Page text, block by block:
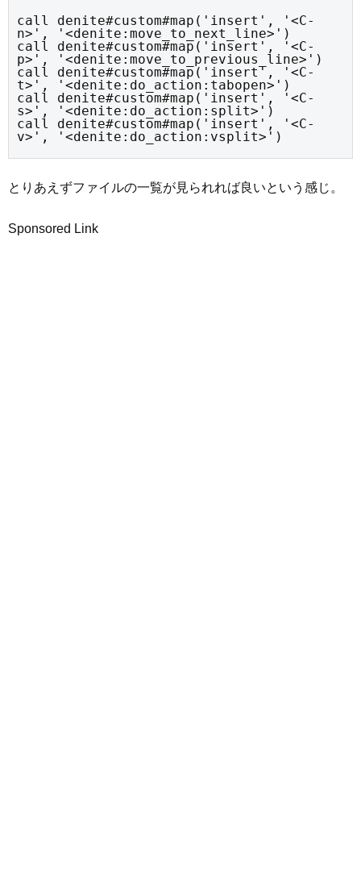
call denite#custom#map('insert', '<C-
n>', '<denite:move_to_next_line>')
call denite#custom#map('insert', '<C-
p>', '<denite:move_to_previous_line>')
call denite#custom#map('insert', '<C-
t>', '<denite:do_action:tabopen>')
call denite#custom#map('insert', '<C-
s>', '<denite:do_action:split>')
call denite#custom#map('insert', '<C-
v>', '<denite:do_action:vsplit>')
とりあえずファイルの一覧が見られれば良いという感じ。
Sponsored Link